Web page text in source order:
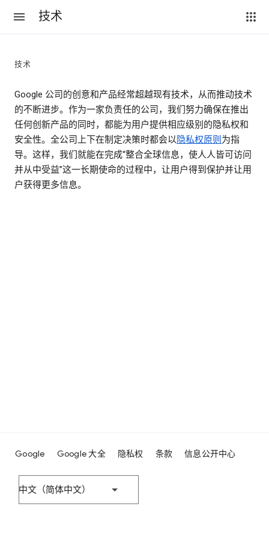
技术
技术
Google 公司的创意和产品经常超越现有技术，从而推动技术
的不断进步。作为一家负责任的公司，我们努力确保在推出
任何创新产品的同时，都能为用户提供相应级别的隐私权和
安全性。全公司上下在制定决策时都会以隐私权原则 为指
导。这样，我们就能在完成“整合全球信息，使人人皆可访问
并从中受益”这一长期使命的过程中，让用户得到保护并让用
户获得更多信息。
Google Google 大全 隐私权 条款 信息公开中心
中文（简体中文）